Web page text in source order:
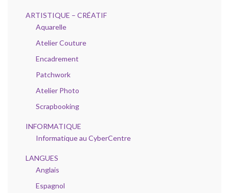
ARTISTIQUE – CRÉATIF
Aquarelle
Atelier Couture
Encadrement
Patchwork
Atelier Photo
Scrapbooking
INFORMATIQUE
Informatique au CyberCentre
LANGUES
Anglais
Espagnol